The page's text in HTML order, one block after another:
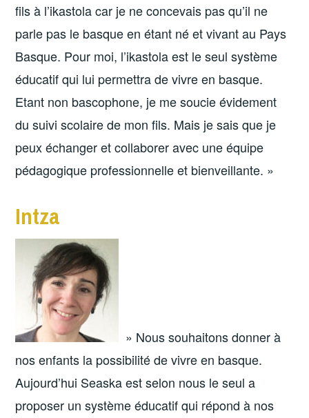
fils à l’ikastola car je ne concevais pas qu’il ne
parle pas le basque en étant né et vivant au Pays
Basque. Pour moi, l’ikastola est le seul système
éducatif qui lui permettra de vivre en basque.
Etant non bascophone, je me soucie évidement
du suivi scolaire de mon fils. Mais je sais que je
peux échanger et collaborer avec une équipe
pédagogique professionnelle et bienveillante. »
Intza
» Nous souhaitons donner à
nos enfants la possibilité de vivre en basque.
Aujourd’hui Seaska est selon nous le seul a
proposer un système éducatif qui répond à nos